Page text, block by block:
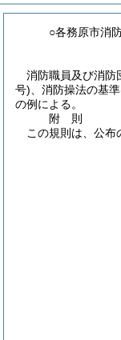
○各務原市消
消防職員及び消防
号) 、消防操法の基準
の例による。
附 則
この規則は、公